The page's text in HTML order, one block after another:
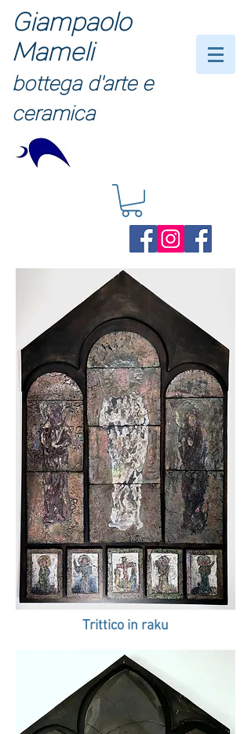
Giampaolo
Mameli
bottega d'arte e
ceramica
Trittico in raku